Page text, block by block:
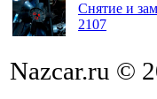
Снятие и
2107
Nazcar.ru ©